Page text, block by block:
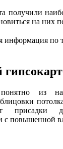
получили
на них
информация по
понятно из
присадки
с повышенной